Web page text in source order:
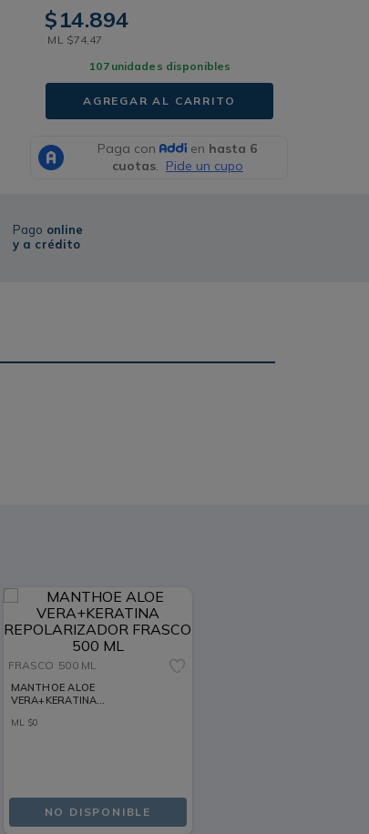
$14.894
ML $74,47
107 unidades disponibles
AGREGAR AL CARRITO
Pago online
y a crédito
FRASCO 500 ML
MANTHOE ALOE
VERA+KERATINA
ML
ML $0
NO DISPONIBLE